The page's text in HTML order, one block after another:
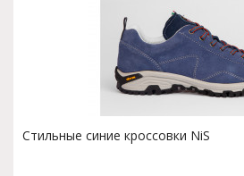
Стильные синие кроссовки NiS